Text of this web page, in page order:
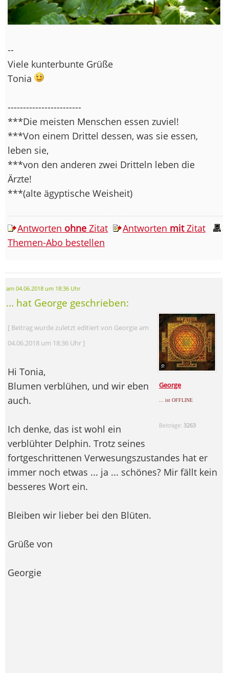
--
Viele kunterbunte Grüße
Tonia
------------------------
***Die meisten Menschen essen zuviel!
***Von einem Drittel dessen, was sie essen,
leben sie,
***von den anderen zwei Dritteln leben die
Ärzte!
***(alte ägyptische Weisheit)
Antworten ohne Zitat Antworten mitZitat
Themen-Abo bestellen
am 04.06.2018 um 18:36 Uhr
... hat George geschrieben:
George
... ist OFFLINE
Beiträge: 3263
[ Beitrag wurde zuletzt editiert von Georgie am
04.06.2018 um 18:36 Uhr ]
Hi Tonia,
Blumen verblühen, und wir eben
auch.
Ich denke, das ist wohl ein
verblühter Delphin. Trotz seines
fortgeschrittenen Verwesungszustandes hat er
immer noch etwas ... ja ... schönes? Mir fällt kein
besseres Wort ein.
Bleiben wir lieber bei den Blüten.
Grüße von
Georgie